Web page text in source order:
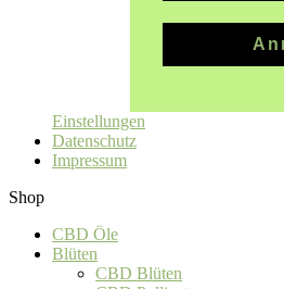
Einstellungen
Datenschutz
Impressum
Shop
CBD Öle
Blüten
CBD Blüten